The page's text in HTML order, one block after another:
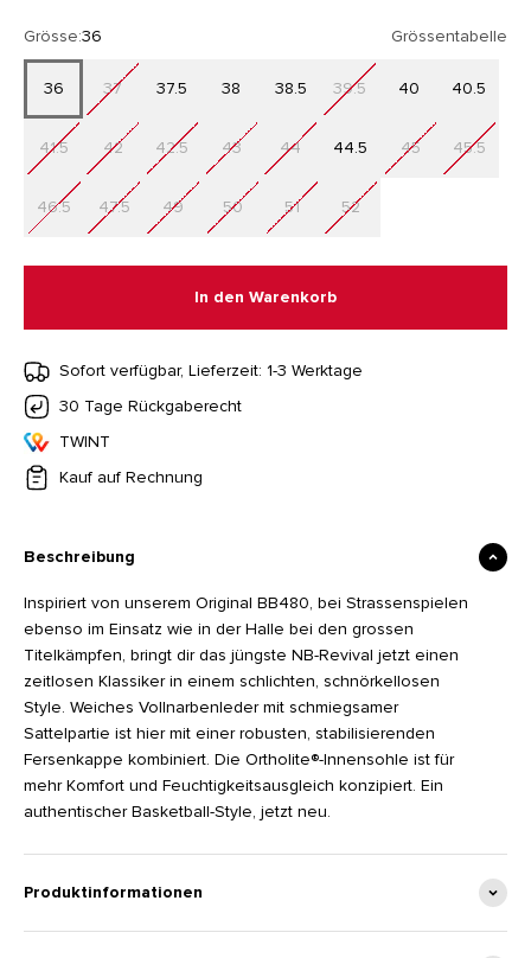
Grösse:36 Grössentabelle
36 37 37.5 38 38.5 39.5 40 40.5
41.5 42 42.5 43 44 44.5 45 45.5
46.5 47.5 49 50 51 52
In den Warenkorb
Sofort verfügbar, Lieferzeit: 1-3 Werktage
30 Tage Rückgaberecht
TWINT
Kauf auf Rechnung
Beschreibung
Inspiriert von unserem Original BB480, bei Strassenspielen
ebenso im Einsatz wie in der Halle bei den grossen
Titelkämpfen, bringt dir das jüngste NB-Revival jetzt einen
zeitlosen Klassiker in einem schlichten, schnörkellosen
Style. Weiches Vollnarbenleder mit schmiegsamer
Sattelpartie ist hier mit einer robusten, stabilisierenden
Fersenkappe kombiniert. Die Ortholite®-Innensohle ist für
mehr Komfort und Feuchtigkeitsausgleich konzipiert. Ein
authentischer Basketball-Style, jetzt neu.
Produktinformationen